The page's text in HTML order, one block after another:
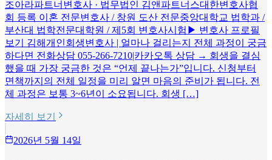
조아라파트너변호사 · 법무법인 김앤파트너스대한변호사협
회 등록 이혼 전문변호사 / 창원 도산 전문중앙대학교 법학과 /
부산대 법학전문대학원 / 제5회 변호사시험▶ 변호사 프로필
보기 김해개인회생변호사 | 얼마나 걸리는지 전체 과정이 궁금
하다면 전화상담 055-266-7210|카카오톡 상담 → 회생을 결심
했을 때 가장 궁금한 것은 “언제 끝나는가”입니다. 신청부터
면책까지의 전체 일정을 미리 알면 마음의 준비가 됩니다. 전
체 과정은 보통 3~6년이 소요됩니다. 회생 […]
자세히 보기
2026년 5월 14일